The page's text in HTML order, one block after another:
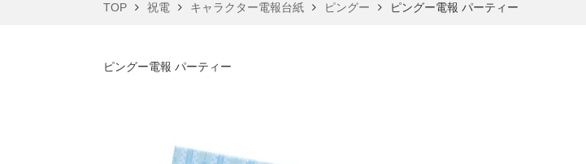
TOP 祝電 キャラクター電報台紙 ピングー ピングー電報 パーティー
ピングー電報 パーティー